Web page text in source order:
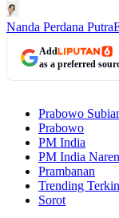
Nanda Perdana Putra
Add
as a preferred
Prabowo
Prabowo
PM India
PM India
Prambanan
Trending
Sorot